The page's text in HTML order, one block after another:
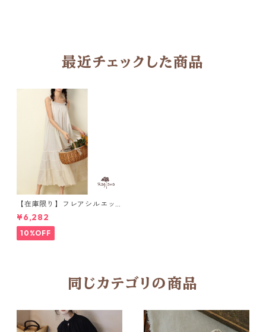
最近チェックした商品
【在庫限り】フレアシルエッ
ト キャミワンピース 2col N
WP123
¥6,282
10%OFF
同じカテゴリの商品